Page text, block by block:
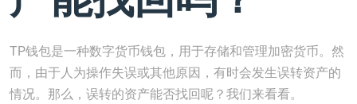
TP钱包是一种数字货币钱包，用于存储和管理加密货币。然
而，由于人为操作失误或其他原因，有时会发生误转资产的
情况。那么，误转的资产能否找回呢？我们来看看。